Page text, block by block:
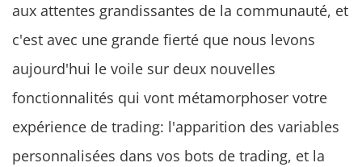
aux attentes grandissantes de la communauté, et
c'est avec une grande fierté que nous levons
aujourd'hui le voile sur deux nouvelles
fonctionnalités qui vont métamorphoser votre
expérience de trading: l'apparition des variables
personnalisées dans vos bots de trading, et la